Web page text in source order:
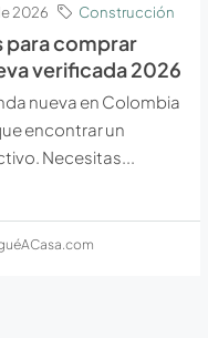
2026 Construcción
para comprar
verificada 2026
nueva en Colombia
encontrar un
Necesitas...